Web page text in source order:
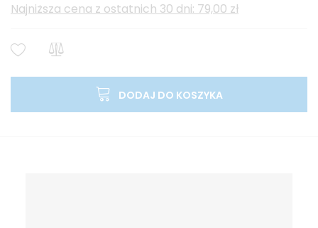
Najniższa cena z ostatnich 30 dni: 79,00 zł
DODAJ DO KOSZYKA